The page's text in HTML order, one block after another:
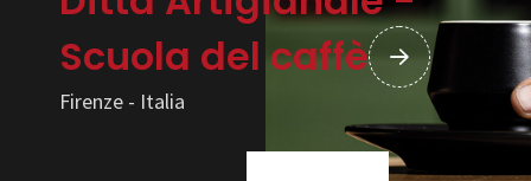
Scuola del caffè
Firenze - Italia